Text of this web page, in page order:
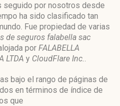
seguido por nosotros desde
ha sido clasificado tan
Fue propiedad de varias
de seguros falabella sac
por FALABELLA
LTDA y CloudFlare Inc..
bajo el rango de páginas de
en términos de índice de
que